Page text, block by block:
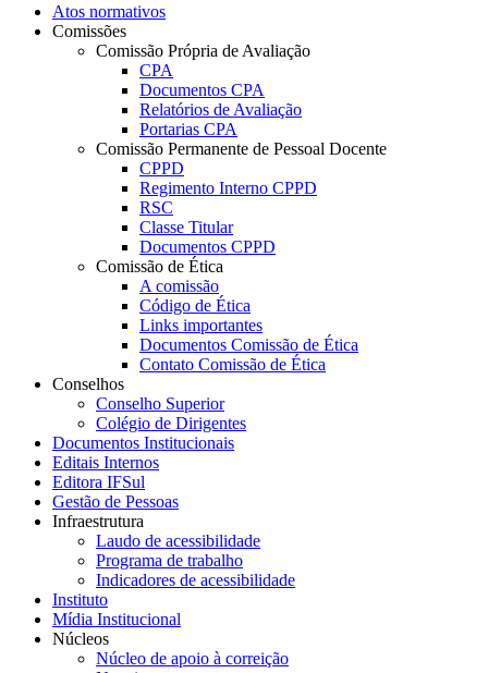
Atos normativos
Comissões
Comissão Própria de Avaliação
CPA
Documentos CPA
Relatórios de Avaliação
Portarias CPA
Comissão Permanente de Pessoal Docente
CPPD
Regimento Interno CPPD
RSC
Classe Titular
Documentos CPPD
Comissão de Ética
A comissão
Código de Ética
Links importantes
Documentos Comissão de Ética
Contato Comissão de Ética
Conselhos
Conselho Superior
Colégio de Dirigentes
Documentos Institucionais
Editais Internos
Editora IFSul
Gestão de Pessoas
Infraestrutura
Laudo de acessibilidade
Programa de trabalho
Indicadores de acessibilidade
Instituto
Mídia Institucional
Núcleos
Núcleo de apoio à correição